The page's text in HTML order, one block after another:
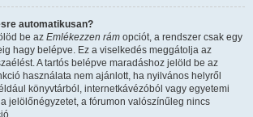
automatikusan?
be az Emlékezzen rám opciót, a rendszer csak egy
hagy belépve. Ez a viselkedés meggátolja az
A tartós belépve maradáshoz jelöld be az
használata nem ajánlott, ha nyilvános helyről
könyvtárból, internetkávézóból vagy egyetemi
jelölőnégyzetet, a fórumon valószínűleg nincs